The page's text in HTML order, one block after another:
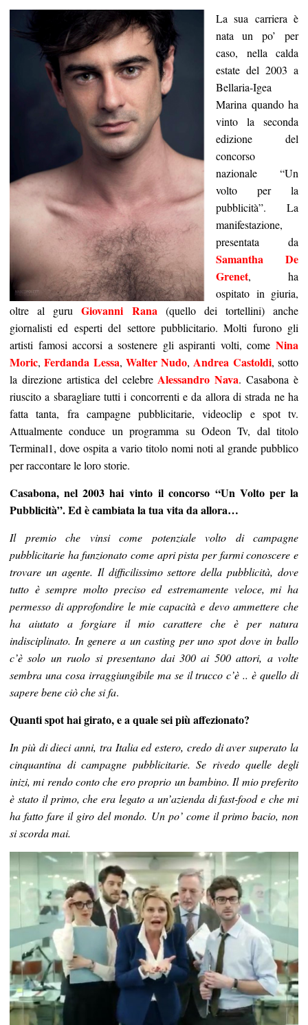
La sua carriera è
nata un po’ per
caso, nella calda
estate del 2003 a
Bellaria-Igea
Marina quando ha
vinto la seconda
edizione del
concorso
nazionale “Un
volto per la
pubblicità”. La
manifestazione,
presentata da
Samantha De
Grenet, ha
ospitato in giuria,
oltre al guruGiovanni Rana (quello dei tortellini) anche
giornalisti ed esperti del settore pubblicitario. Molti furono gli
artisti famosi accorsi a sostenere gli aspiranti volti, come Nina
Moric,Ferdanda Lessa, Walter Nudo,Andrea Castoldi, sotto
la direzione artistica del celebreAlessandro Nava. Casabona è
riuscito a sbaragliare tutti i concorrenti e da allora di strada ne ha
fatta tanta, fra campagne pubblicitarie, videoclip e spot tv.
Attualmente conduce un programma su Odeon Tv, dal titolo
Terminal1, dove ospita a vario titolo nomi noti al grande pubblico
per raccontare le loro storie.
Casabona, nel 2003 hai vinto il concorso “Un Volto per la
Pubblicità”. Ed è cambiata la tua vita da allora…
Il premio che vinsi come potenziale volto di campagne
pubblicitarie ha funzionato come apri pista per farmi conoscere e
trovare un agente. Il difficilissimo settore della pubblicità, dove
tutto è sempre molto preciso ed estremamente veloce, mi ha
permesso di approfondire le mie capacità e devo ammettere che
ha aiutato a forgiare il mio carattere che è per natura
indisciplinato. In genere a un casting per uno spot dove in ballo
c’è solo un ruolo si presentano dai 300 ai 500 attori, a volte
sembra una cosa irraggiungibile ma se il trucco c’è .. è quello di
sapere bene ciò che si fa.
Quanti spot hai girato, e a quale sei più affezionato?
In più di dieci anni, tra Italia ed estero, credo di aver superato la
cinquantina di campagne pubblicitarie. Se rivedo quelle degli
inizi, mi rendo conto che ero proprio un bambino. Il mio preferito
è stato il primo, che era legato a un’azienda di fast-food e che mi
ha fatto fare il giro del mondo. Un po’ come il primo bacio, non
si scorda mai.